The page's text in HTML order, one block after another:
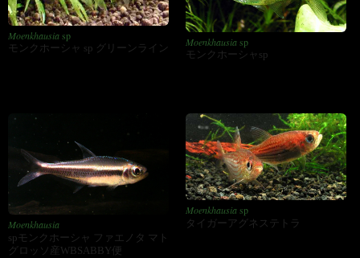
Moenkhausiasp
モンクホーシャ sp グリーンライン
Moenkhausiasp
モンクホーシャsp
Moenkhausia
spモンクホーシャ ファエノタ マト
グロッソ産WBSABBY便
Moenkhausiasp
タイガーアグネステトラ